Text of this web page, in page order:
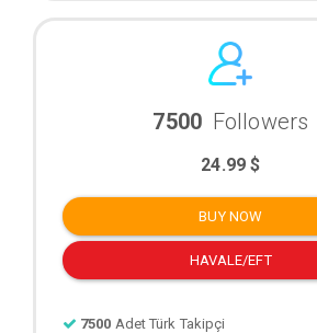
7500 Followers
24.99 $
BUY NOW
HAVALE/EFT
7500 Adet Türk Takipçi